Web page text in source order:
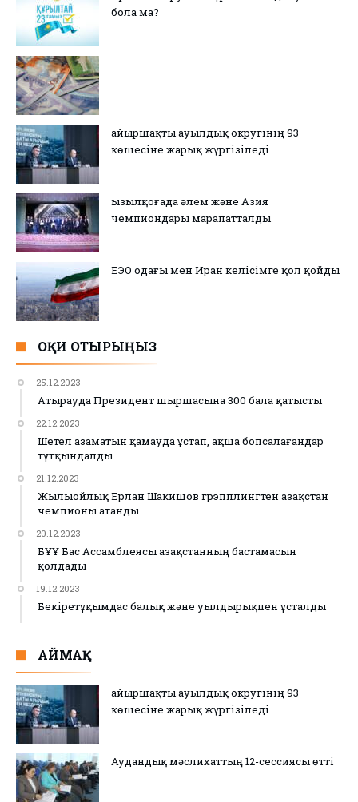
бола ма?
Қайыршақты ауылдық округінің 93
көшесіне жарық жүргізіледі
Қызылқоғада әлем және Азия
чемпиондары марапатталды
ЕЭО одағы мен Иран келісімге қол қойды
ОҚИ ОТЫРЫҢЫЗ
25.12.2023
Атырауда Президент шыршасына 300 бала қатысты
22.12.2023
Шетел азаматын қамауда ұстап, ақша бопсалағандар
тұтқындалды
21.12.2023
Жылыойлық Ерлан Шакишов грэпплингтен Қазақстан
чемпионы атанды
20.12.2023
БҰҰ Бас Ассамблеясы Қазақстанның бастамасын
қолдады
19.12.2023
Бекіретұқымдас балық және уылдырықпен ұсталды
АЙМАҚ
Қайыршақты ауылдық округінің 93
көшесіне жарық жүргізіледі
Аудандық мәслихаттың 12-сессиясы өтті